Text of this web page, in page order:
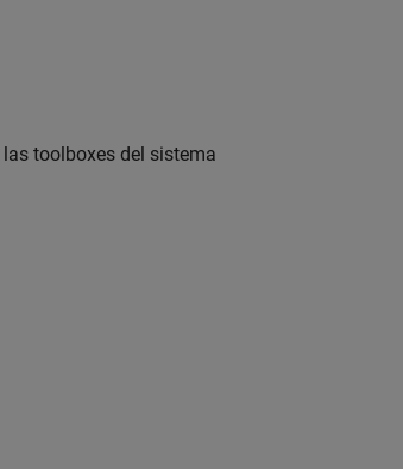
toolboxes del sistema